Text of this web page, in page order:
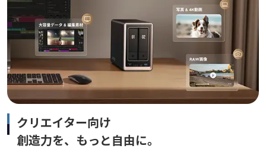
クリエイター向け
創造力を、もっと自由に。